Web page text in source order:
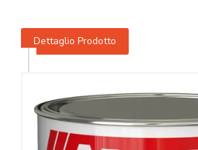
Dettaglio Prodotto